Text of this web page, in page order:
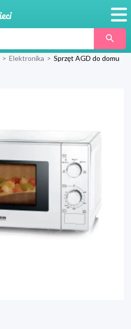
Produkty
> Elektronika > Sprzęt AGD do domu